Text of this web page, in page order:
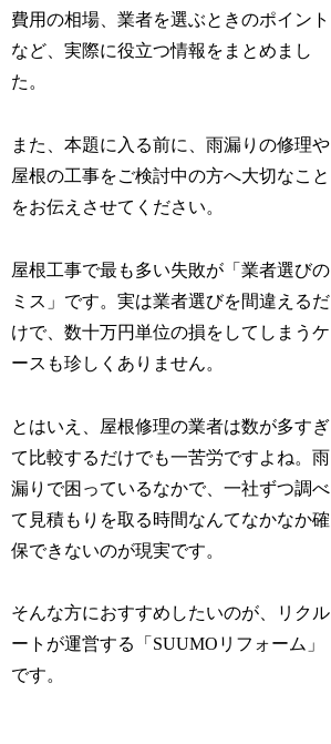
費用の相場、業者を選ぶときのポイント
など、実際に役立つ情報をまとめまし
た。
また、本題に入る前に、雨漏りの修理や
屋根の工事をご検討中の方へ大切なこと
をお伝えさせてください。
屋根工事で最も多い失敗が「業者選びの
ミス」です。実は業者選びを間違えるだ
けで、数十万円単位の損をしてしまうケ
ースも珍しくありません。
とはいえ、屋根修理の業者は数が多すぎ
て比較するだけでも一苦労ですよね。雨
漏りで困っているなかで、一社ずつ調べ
て見積もりを取る時間なんてなかなか確
保できないのが現実です。
そんな方におすすめしたいのが、リクル
ートが運営する「SUUMOリフォーム」
です。